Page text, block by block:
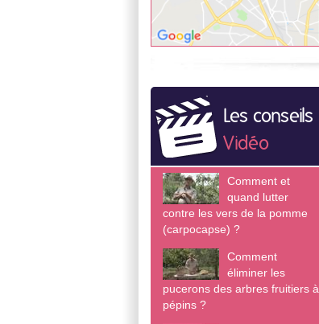
Les conseils
Vidéo
Comment et
quand lutter
contre les vers de la pomme
(carpocapse) ?
Comment
éliminer les
pucerons des arbres fruitiers à
pépins ?